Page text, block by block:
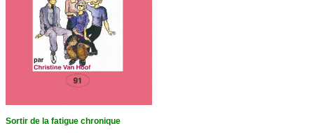
Sortir de la fatigue chronique